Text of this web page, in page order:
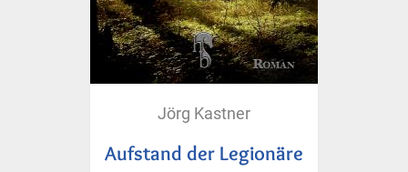
Jörg Kastner
Aufstand der Legionäre